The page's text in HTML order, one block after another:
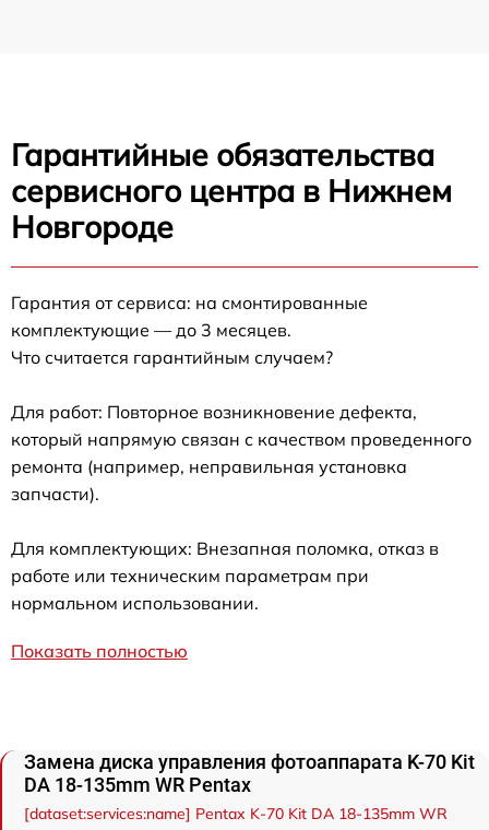
Гарантийные обязательства
сервисного центра в Нижнем
Новгороде
Гарантия от сервиса: на смонтированные
комплектующие — до 3 месяцев.
Что считается гарантийным случаем?
Для работ: Повторное возникновение дефекта,
который напрямую связан с качеством проведенного
ремонта (например, неправильная установка
запчасти).
Для комплектующих: Внезапная поломка, отказ в
работе или техническим параметрам при
нормальном использовании.
Показать полностью
Замена диска управления фотоаппарата K-70 Kit
DA 18-135mm WR Pentax
[dataset:services:name] Pentax K-70 Kit DA 18-135mm WR